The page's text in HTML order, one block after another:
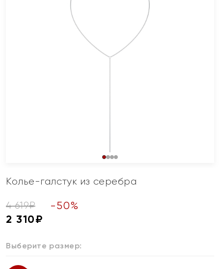
Колье-галстук из серебра
4 619₽ -50%
2 310₽
Выберите размер: